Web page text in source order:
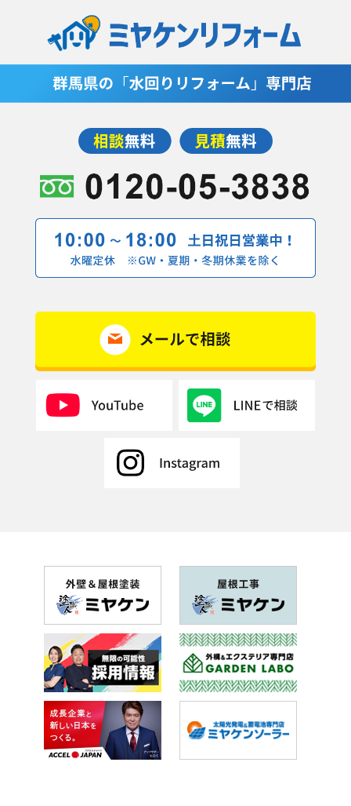
2019年11月(14記事)
2019年10月(8記事)
2019年4月(9記事)
2019年2月(10記事)
2019年1月(1記事)
2018年12月(5記事)
2018年11月(9記事)
2018年8月(6記事)
2018年7月(20記事)
2018年6月(26記事)
2018年5月(28記事)
2018年4月(28記事)